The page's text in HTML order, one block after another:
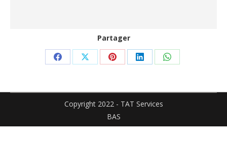
Partager
Partager
Facebook
Partager
X
Partager
Pinterest
Partager
LinkedIn
Partager
WhatsApp
Copyright 2022 - TAT Services
BAS